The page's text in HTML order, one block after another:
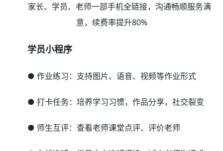
家长、学员、老师一部手机全链接，沟通畅顺服务满
意，续费率提升80%
学员小程序
● 作业练习：支持图片、语音、视频等作业形式
● 打卡任务：培养学习习惯，作品分享，社交裂变
● 师生互评：查看老师课堂点评、评价老师